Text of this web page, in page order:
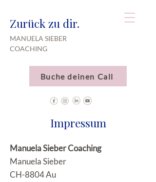
Zurück zu dir.
MANUELA SIEBER
COACHING
Buche deinen Call
Impressum
Manuela Sieber Coaching
Manuela Sieber
CH-8804 Au